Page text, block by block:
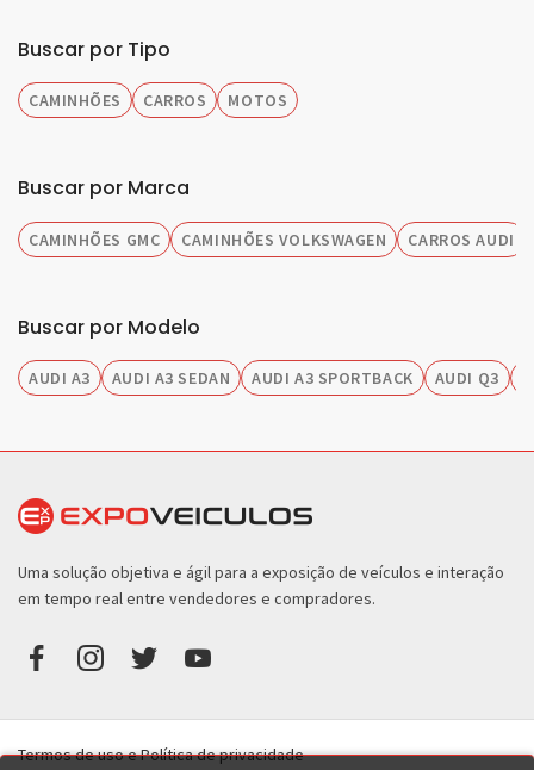
Buscar por Tipo
CAMINHÕES CARROS MOTOS
Buscar por Marca
CAMINHÕES GMC CAMINHÕES VOLKSWAGEN CARROS AUDI
Buscar por Modelo
AUDI A3 AUDI A3 SEDAN AUDI A3 SPORTBACK AUDI Q3
Uma solução objetiva e ágil para a exposição de veículos e interação
em tempo real entre vendedores e compradores.
Termos de uso e Política de privacidade